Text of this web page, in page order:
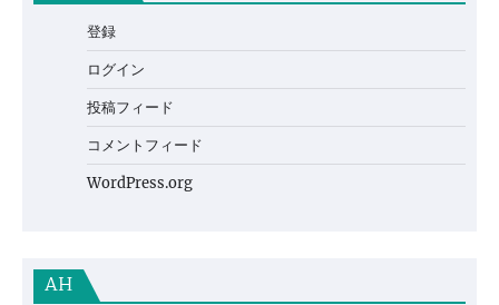
登録
ログイン
投稿フィード
コメントフィード
WordPress.org
AH